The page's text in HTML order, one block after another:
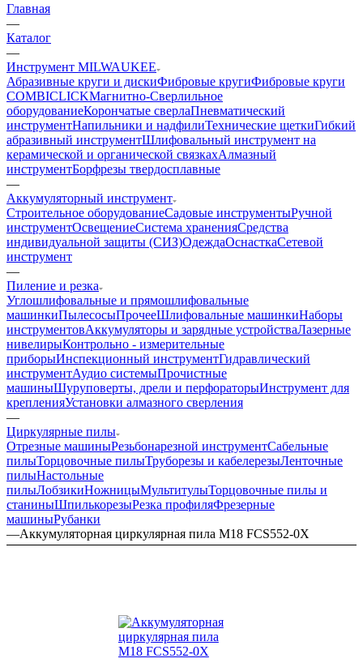
Главная
—
Каталог
—
Инструмент MILWAUKEE
Абразивные круги и дискиФибровые кругиФибровые круги
COMBICLICKМагнитно-Сверлильное
оборудованиеКорончатые сверлаПневматический
инструментНапильники и надфилиТехнические щеткиГибкий
абразивный инструментШлифовальный инструмент на
керамической и органической связкахАлмазный
инструментБорфрезы твердосплавные
—
Аккумуляторный инструмент
Строительное оборудованиеСадовые инструментыРучной
инструментОсвещениеСистема храненияСредства
индивидуальной защиты (СИЗ)ОдеждаОснасткаСетевой
инструмент
—
Пиление и резка
Углошлифовальные и прямошлифовальные
машинкиПылесосыПрочееШлифовальные машинкиНаборы
инструментовАккумуляторы и зарядные устройстваЛазерные
нивелирыКонтрольно - измерительные
приборыИнспекционный инструментГидравлический
инструментАудио системыПрочистные
машиныШуруповерты, дрели и перфораторыИнструмент для
крепленияУстановки алмазного сверления
—
Циркулярные пилы
Отрезные машиныРезьбонарезной инструментСабельные
пилыТорцовочные пилыТруборезы и кабелерезыЛенточные
пилыНастольные
пилыЛобзикиНожницыМультитулыТорцовочные пилы и
станиныШпилькорезыРезка профиляФрезерные
машиныРубанки
—Аккумуляторная циркулярная пила M18 FCS552-0X